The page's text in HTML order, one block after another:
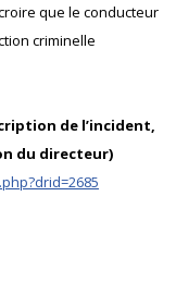
que le conducteur
criminelle
de l’incident,
du directeur)